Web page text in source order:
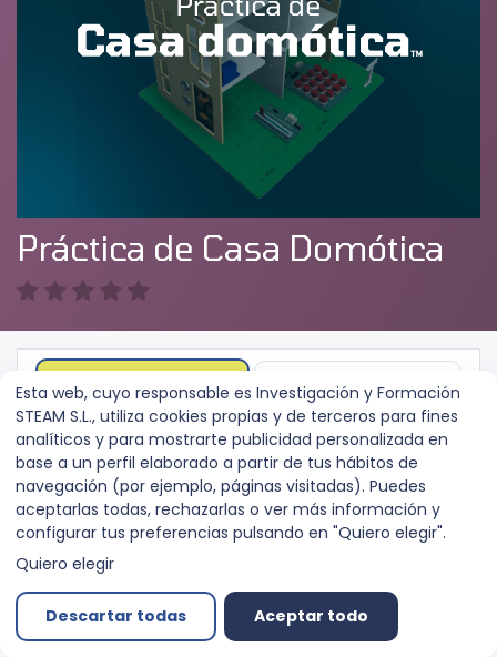
Práctica de Casa Domótica
Unirse al curso Más información
Curso Reseñas
Portada
Portada
Previsualizar
Introducción y Objetivos Previsualizar
Esta web, cuyo responsable es Investigación y Formación
STEAM S.L., utiliza cookies propias y de terceros para fines
analíticos y para mostrarte publicidad personalizada en
base a un perfil elaborado a partir de tus hábitos de
navegación (por ejemplo, páginas visitadas). Puedes
aceptarlas todas, rechazarlas o ver más información y
configurar tus preferencias pulsando en "Quiero elegir".
Quiero elegir
Descartar todas Aceptar todo